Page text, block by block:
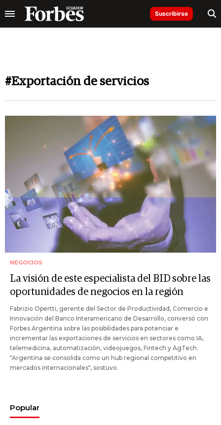
Suscribirse
#Exportación de servicios
NEGOCIOS
La visión de este especialista del BID sobre las
oportunidades de negocios en la región
Fabrizio Opertti, gerente del Sector de Productividad, Comercio e
Innovación del Banco Interamericano de Desarrollo, conversó con
Forbes Argentina sobre las posibilidades para potenciar e
incrementar las exportaciones de servicios en sectores como IA,
telemedicina, automatización, videojuegos, Fintech y AgTech.
"Argentina se consolida como un hub regional competitivo en
mercados internacionales", sostuvo.
Popular